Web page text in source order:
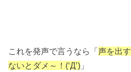
これを発声で言うなら「声を出
ないとダメ～！(‘Д’) 」